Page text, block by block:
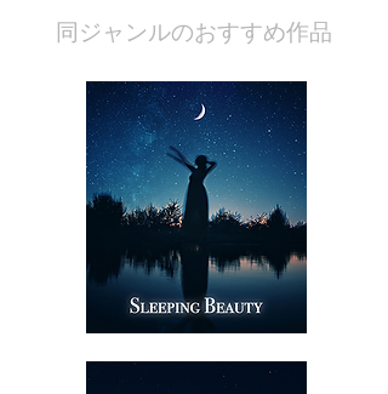
​同ジャンルのおすすめ作品